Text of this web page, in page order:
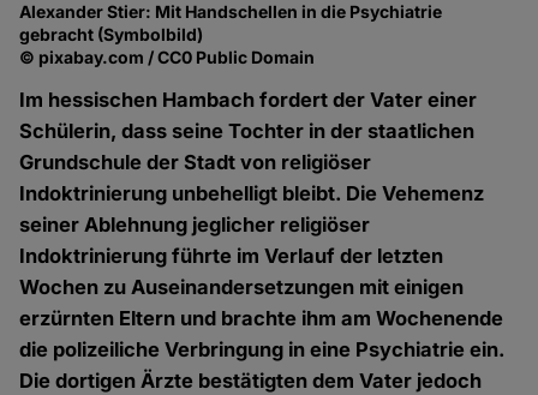
Alexander Stier: Mit Handschellen in die Psychiatrie
gebracht (Symbolbild)
© pixabay.com / CC0 Public Domain
Im hessischen Hambach fordert der Vater einer
Schülerin, dass seine Tochter in der staatlichen
Grundschule der Stadt von religiöser
Indoktrinierung unbehelligt bleibt. Die Vehemenz
seiner Ablehnung jeglicher religiöser
Indoktrinierung führte im Verlauf der letzten
Wochen zu Auseinandersetzungen mit einigen
erzürnten Eltern und brachte ihm am Wochenende
die polizeiliche Verbringung in eine Psychiatrie ein.
Die dortigen Ärzte bestätigten dem Vater jedoch